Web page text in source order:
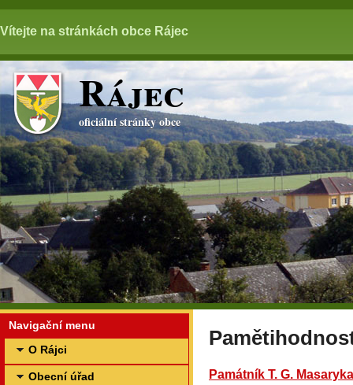
Vítejte na stránkách obce Rájec
Rájec
oficiální stránky obce
Navigační menu
O Rájci
Obecní úřad Památník T. G.